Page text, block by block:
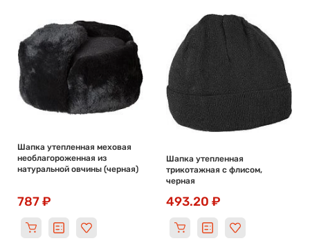
Шапка утепленная меховая
необлагороженная из
натуральной овчины (черная)
787 ₽
Шапка утепленная
трикотажная с флисом,
черная
493.20 ₽